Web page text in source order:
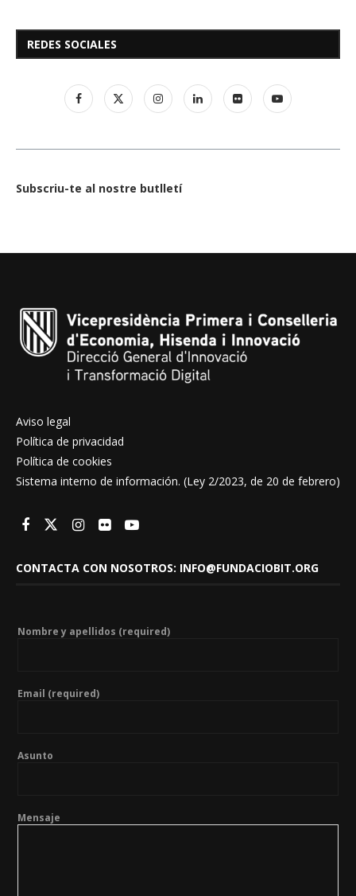
REDES SOCIALES
Subscriu-te al nostre butlletí
Aviso legal
Política de privacidad
Política de cookies
Sistema interno de información. (Ley 2/2023, de 20 de febrero)
CONTACTA CON NOSOTROS: INFO@FUNDACIOBIT.ORG
Nombre y apellidos (required)
Email (required)
Asunto
Mensaje